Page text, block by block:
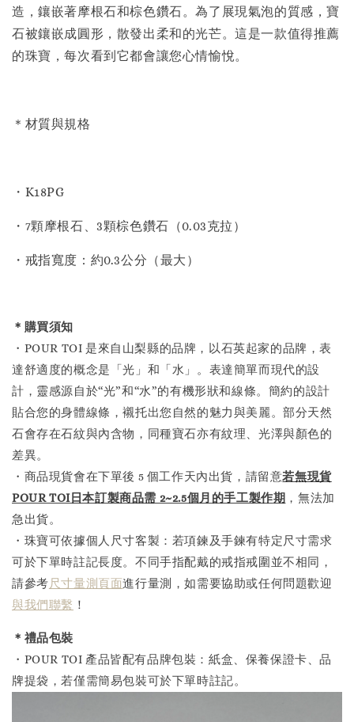
造，鑲嵌著摩根石和棕色鑽石。為了展現氣泡的質感，寶
石被鑲嵌成圓形，散發出柔和的光芒。這是一款值得推薦
的珠寶，每次看到它都會讓您心情愉悅。
＊材質與規格
・K18PG
・7顆摩根石、3顆棕色鑽石（0.03克拉）
・戒指寬度：約0.3公分（最大）
＊購買須知
・POUR TOI 是來自山梨縣的品牌，以石英起家的品牌，表
達舒適度的概念是「光」和「水」。表達簡單而現代的設
計，靈感源自於“光”和“水”的有機形狀和線條。簡約的設計
貼合您的身體線條，襯托出您自然的魅力與美麗。部分天然
石會存在石紋與內含物，同種寶石亦有紋理、光澤與顏色的
差異。
・商品現貨會在下單後 5 個工作天內出貨，請留意若無現貨
POUR TOI日本訂製商品需 2~2.5個月的手工製作期 ，無法加
急出貨。
・珠寶可依據個人尺寸客製：若項鍊及手鍊有特定尺寸需求
可於下單時註記長度。不同手指配戴的戒指戒圍並不相同，
請參考尺寸量測頁面進行量測，如需要協助或任何問題歡迎
與我們聯繫 ！
＊禮品包裝
・POUR TOI 產品皆配有品牌包裝：紙盒、保養保證卡、品
牌提袋，若僅需簡易包裝可於下單時註記。